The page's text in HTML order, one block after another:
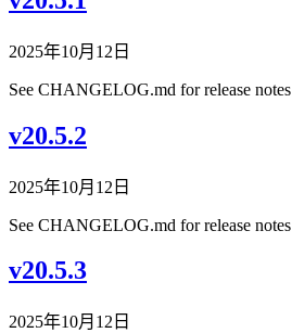
2025年10月12日
See CHANGELOG.md for release notes
v20.5.2
2025年10月12日
See CHANGELOG.md for release notes
v20.5.3
2025年10月12日